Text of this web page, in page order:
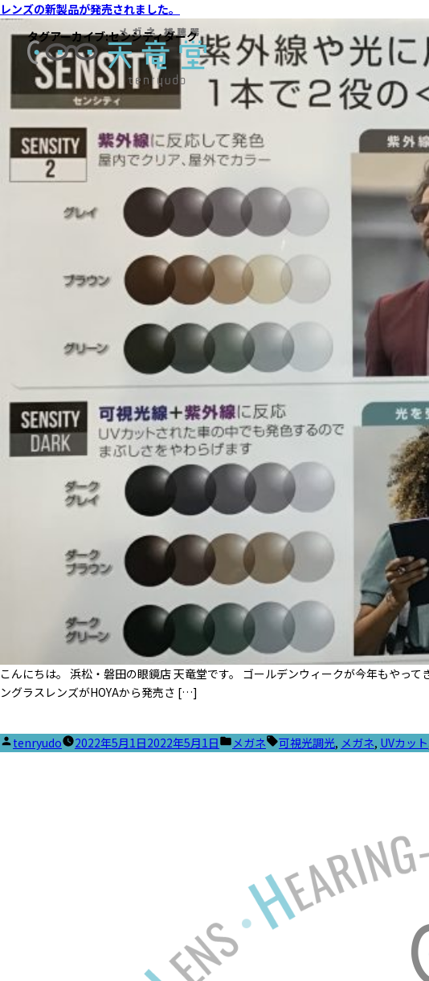
タグアーカイブ:センシティダーク
レンズの新製品が発売されました。
こんにちは。 浜松・磐田の眼鏡店 天竜堂です。 ゴールデンウィークが今年もやっ
ングラスレンズがHOYAから発売さ […]
投
tenryudo 2022年5月1日2022年5月1日
カ
メガネ
タ
可視光調光, メガネ, UVカット